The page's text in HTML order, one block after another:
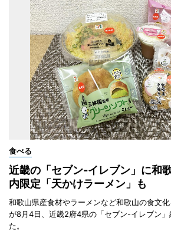
食べる
近畿の「セブン-イレブン」に和
内限定「天かけラーメン」も
和歌山県産食材やラーメンなど和歌山の食文
が8月4日、近畿2府4県の「セブン-イレブン
た。